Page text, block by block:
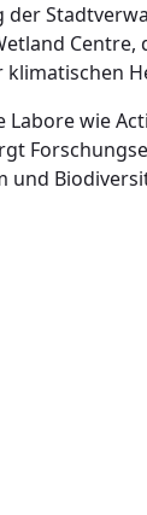
Centre,
klimatischen
wie